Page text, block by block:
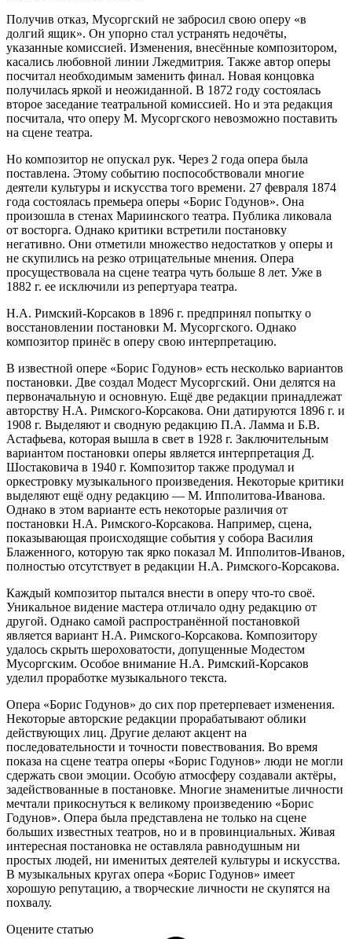
Получив отказ, Мусоргский не забросил свою оперу «в
долгий ящик». Он упорно стал устранять недочёты,
указанные комиссией. Изменения, внесённые композитором,
касались любовной линии Лжедмитрия. Также автор оперы
посчитал необходимым заменить финал. Новая концовка
получилась яркой и неожиданной. В 1872 году состоялась
второе заседание театральной комиссией. Но и эта редакция
посчитала, что оперу М. Мусоргского невозможно поставить
на сцене театра.
Но композитор не опускал рук. Через 2 года опера была
поставлена. Этому событию поспособствовали многие
деятели культуры и искусства того времени. 27 февраля 1874
года состоялась премьера оперы «Борис Годунов». Она
произошла в стенах Мариинского театра. Публика ликовала
от восторга. Однако критики встретили постановку
негативно. Они отметили множество недостатков у оперы и
не скупились на резко отрицательные мнения. Опера
просуществовала на сцене театра чуть больше 8 лет. Уже в
1882 г. ее исключили из репертуара театра.
Н.А. Римский-Корсаков в 1896 г. предпринял попытку о
восстановлении постановки М. Мусоргского. Однако
композитор принёс в оперу свою интерпретацию.
В известной опере «Борис Годунов» есть несколько вариантов
постановки. Две создал Модест Мусоргский. Они делятся на
первоначальную и основную. Ещё две редакции принадлежат
авторству Н.А. Римского-Корсакова. Они датируются 1896 г. и
1908 г. Выделяют и сводную редакцию П.А. Ламма и Б.В.
Астафьева, которая вышла в свет в 1928 г. Заключительным
вариантом постановки оперы является интерпретация Д.
Шостаковича в 1940 г. Композитор также продумал и
оркестровку музыкального произведения. Некоторые критики
выделяют ещё одну редакцию — М. Ипполитова-Иванова.
Однако в этом варианте есть некоторые различия от
постановки Н.А. Римского-Корсакова. Например, сцена,
показывающая происходящие события у собора Василия
Блаженного, которую так ярко показал М. Ипполитов-Иванов,
полностью отсутствует в редакции Н.А. Римского-Корсакова.
Каждый композитор пытался внести в оперу что-то своё.
Уникальное видение мастера отличало одну редакцию от
другой. Однако самой распространённой постановкой
является вариант Н.А. Римского-Корсакова. Композитору
удалось скрыть шероховатости, допущенные Модестом
Мусоргским. Особое внимание Н.А. Римский-Корсаков
уделил проработке музыкального текста.
Опера «Борис Годунов» до сих пор претерпевает изменения.
Некоторые авторские редакции прорабатывают облики
действующих лиц. Другие делают акцент на
последовательности и точности повествования. Во время
показа на сцене театра оперы «Борис Годунов» люди не могли
сдержать свои эмоции. Особую атмосферу создавали актёры,
задействованные в постановке. Многие знаменитые личности
мечтали прикоснуться к великому произведению «Борис
Годунов». Опера была представлена не только на сцене
больших известных театров, но и в провинциальных. Живая
интересная постановка не оставляла равнодушным ни
простых людей, ни именитых деятелей культуры и искусства.
В музыкальных кругах опера «Борис Годунов» имеет
хорошую репутацию, а творческие личности не скупятся на
похвалу.
Оцените статью